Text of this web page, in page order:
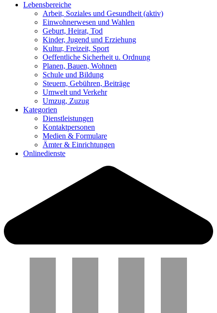
Lebensbereiche
Arbeit, Soziales und Gesundheit (aktiv)
Einwohnerwesen und Wahlen
Geburt, Heirat, Tod
Kinder, Jugend und Erziehung
Kultur, Freizeit, Sport
Oeffentliche Sicherheit u. Ordnung
Planen, Bauen, Wohnen
Schule und Bildung
Steuern, Gebühren, Beiträge
Umwelt und Verkehr
Umzug, Zuzug
Kategorien
Dienstleistungen
Kontaktpersonen
Medien & Formulare
Ämter & Einrichtungen
Onlinedienste